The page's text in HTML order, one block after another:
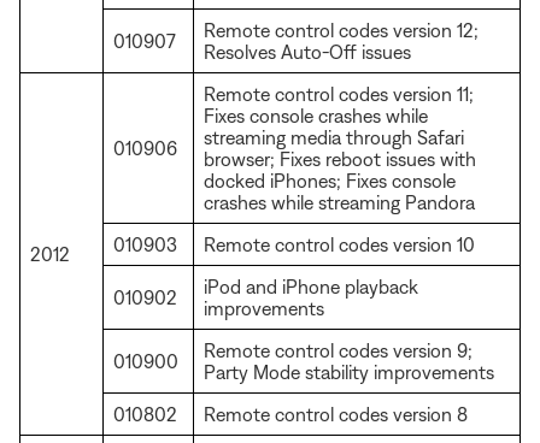
010907
Remote control codes version 12;
Resolves Auto-Off issues
2012
010906
Remote control codes version 11;
Fixes console crashes while
streaming media through Safari
browser; Fixes reboot issues with
docked iPhones; Fixes console
crashes while streaming Pandora
010903
Remote control codes version 10
010902
iPod and iPhone playback
improvements
010900
Remote control codes version 9;
Party Mode stability improvements
010802
Remote control codes version 8